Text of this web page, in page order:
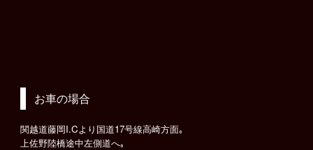
お車の場合
関越道藤岡I.Cより国道17号線高崎方面｡
上佐野陸橋途中左側道へ｡